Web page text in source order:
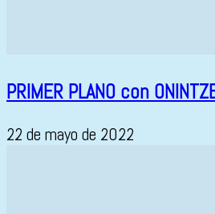
PRIMER PLANO con
22 de mayo de 2022